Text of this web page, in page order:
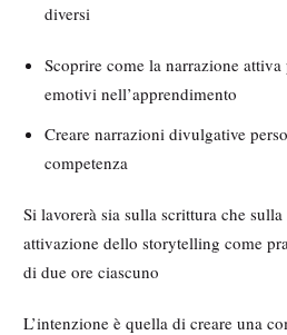
diversi
Scoprire come la narrazione
emotivi nell’apprendimento
Creare narrazioni divulgative
competenza
Si lavorerà sia sulla scrittura che sulla
attivazione dello storytelling come
di due ore ciascuno
L’intenzione è quella di creare una